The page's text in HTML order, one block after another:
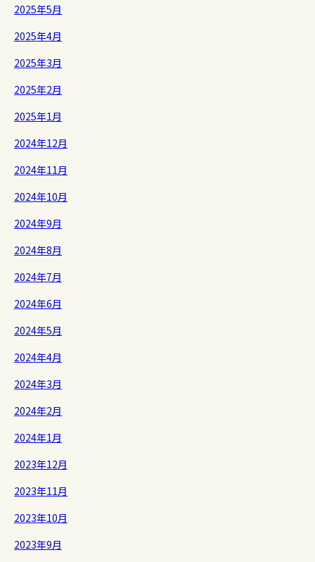
2025年5月
2025年4月
2025年3月
2025年2月
2025年1月
2024年12月
2024年11月
2024年10月
2024年9月
2024年8月
2024年7月
2024年6月
2024年5月
2024年4月
2024年3月
2024年2月
2024年1月
2023年12月
2023年11月
2023年10月
2023年9月